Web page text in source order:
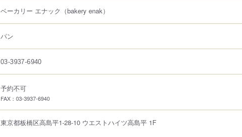
ベーカリー エナック （bakery enak）
パン
03-3937-6940
予約不可
FAX：03-3937-6940
東京都板橋区高島平1-28-10 ウエストハイツ高島平 1F